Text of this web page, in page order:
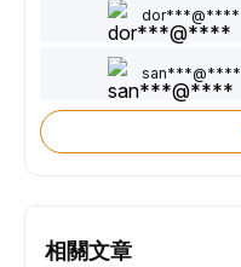
dor***@****
san***@****
相關文章